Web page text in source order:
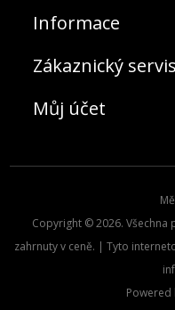
Informace
Zákaznický servis
Můj účet
Copyright © 2026. Všechna
zahrnuty v ceně. | Tyto
Powered